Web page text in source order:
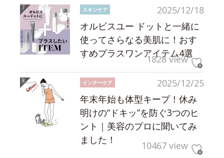
2025/12/18
スキンケア
オルビスユー ドットと一緒に
使ってさらなる美肌に！おす
すめプラスワンアイテム4選
1828 view
2025/12/25
インナーケア
年末年始も体型キープ！休み
明けの“ドキッ”を防ぐ3つのヒ
ント｜美容のプロに聞いてみ
ました！
10467 view